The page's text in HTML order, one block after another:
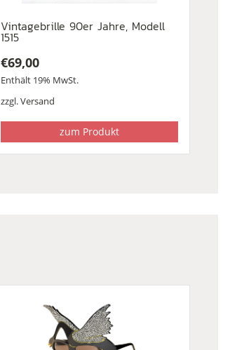
Vintagebrille 90er Jahre, Modell
1515
€69,00
Enthält 19% MwSt.
zzgl.Versand
zum Produkt